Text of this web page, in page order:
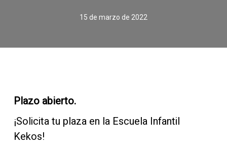
15 de marzo de 2022
Plazo abierto.
¡Solicita tu plaza en la Escuela Infantil
Kekos!